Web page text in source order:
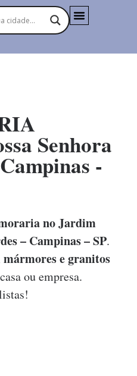
Senhora
-
no Jardim
– Campinas – SP.
mármores e granitos
ou empresa.